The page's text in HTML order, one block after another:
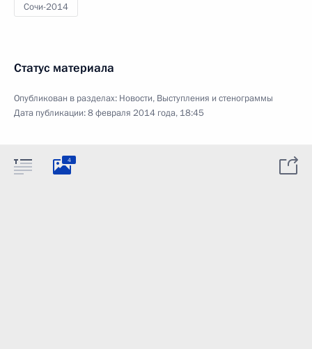
Сочи-2014
Статус материала
Опубликован в разделах: Новости, Выступления и стенограммы
Дата публикации:8 февраля 2014 года, 18:45
4